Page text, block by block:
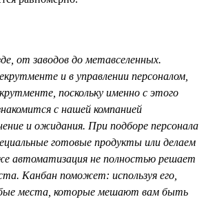
от заводов до метавселенных.
и в управлении персоналом,
поскольку именно с этого
с нашей компанией
и ожидания. При подборе персонала
готовые продукты или делаем
автоматизация не полностью решает
Канбан поможет: используя его,
места, которые мешают вам быть